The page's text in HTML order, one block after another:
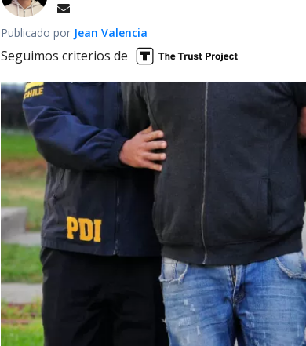
Publicado por Jean Valencia
Seguimos criterios de